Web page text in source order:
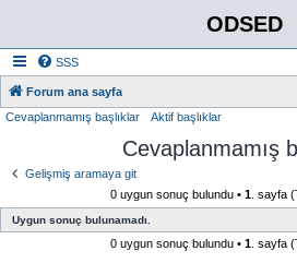
ODSED
SSS
Forum ana sayfa
Cevaplanmamış başlıklar Aktif başlıklar
Cevaplanmamış
Gelişmiş aramaya git
0 uygun sonuç bulundu • 1. sayfa
Uygun sonuç bulunamadı.
0 uygun sonuç bulundu • 1. sayfa